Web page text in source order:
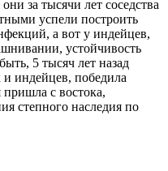
за тысячи лет соседства
успели построить
а вот у индейцев,
устойчивость
5 тысяч лет назад
и индейцев, победила
пришла с востока,
степного наследия по